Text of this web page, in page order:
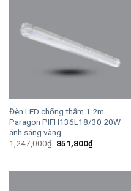
Đèn LED chống thấm 1.2m
Paragon PIFH136L18/30 20W
ánh sáng vàng
1,247,000₫ Giá
851,800₫Giá
hiện
851,800₫.